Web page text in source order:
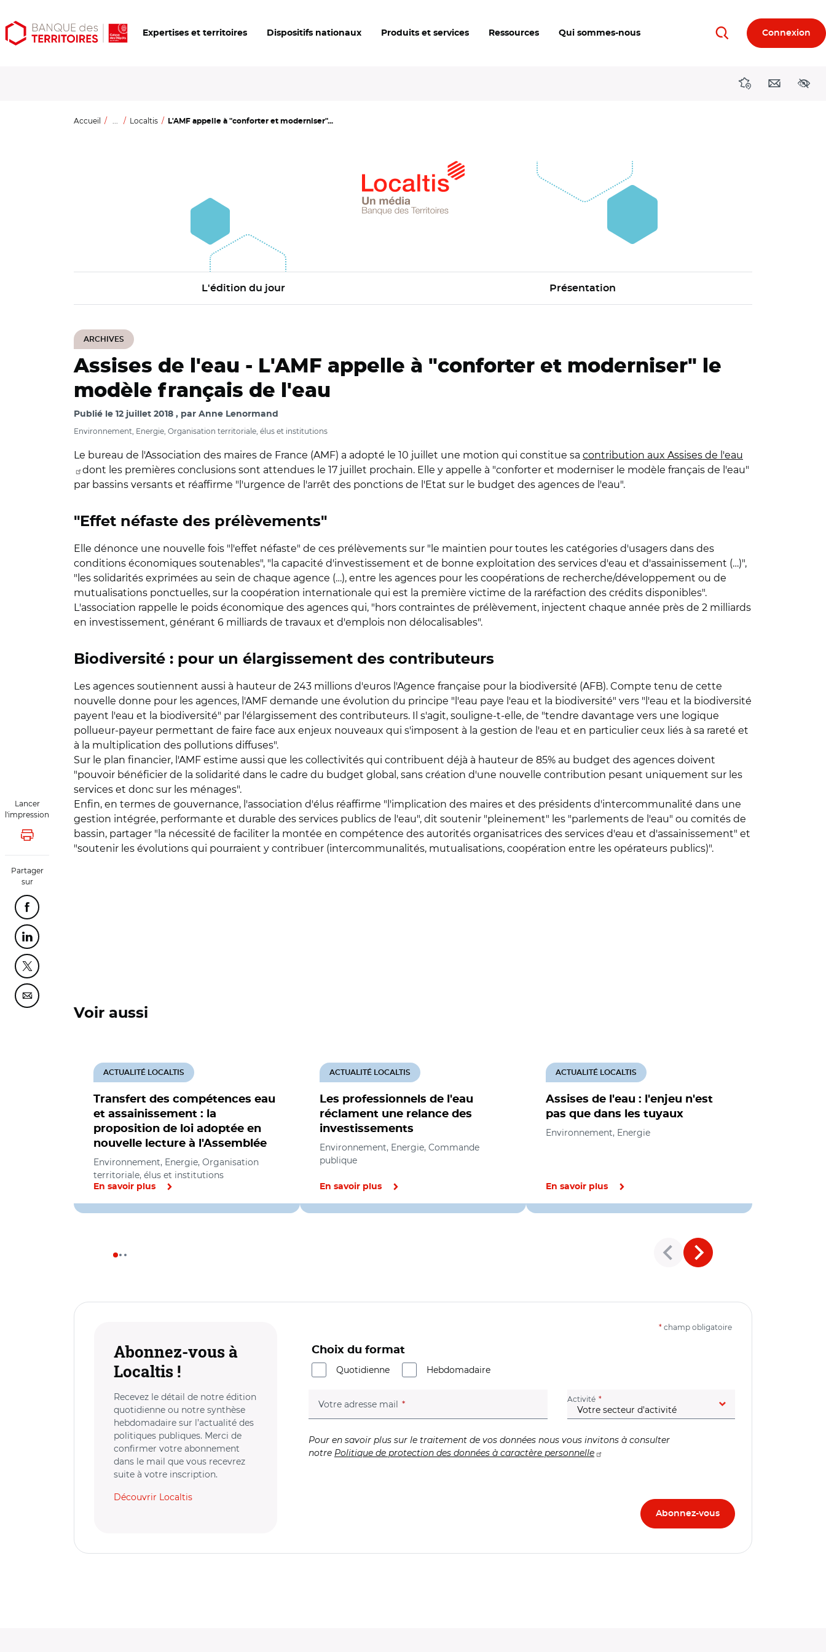
Aller
au
Aller
au
Ouvrir
les
Expertises et territoires Dispositifs nationaux Produits et services Ressources Qui sommes-nous RechercherConnexion
DirectionsContact
Accueil ... Localtis L'AMF appelle à "conforter et moderniser"...
L'édition du jour Présentation
ARCHIVES
Lancer
l'impression
Lancer l'impression
Partager
sur
Partager cette page sur Facebook
Partager cette page sur Linkedin
Partager cette page sur Twitter
Partager cette page sur Courriel
Assises de l'eau - L'AMF appelle à "conforter et moderniser" le
modèle français de l'eau
Publié le 12 juillet 2018 par Anne Lenormand
Environnement, Energie, Organisation territoriale, élus et institutions
Le bureau de l'Association des maires de France (AMF) a adopté le 10 juillet une motion qui constitue sa contribution aux Assises de l'eau
dont les premières conclusions sont attendues le 17 juillet prochain. Elle y appelle à "conforter et moderniser le modèle français de l'eau"
par bassins versants et réaffirme "l'urgence de l'arrêt des ponctions de l'Etat sur le budget des agences de l'eau".
"Effet néfaste des prélèvements"
Elle dénonce une nouvelle fois "l'effet néfaste" de ces prélèvements sur "le maintien pour toutes les catégories d'usagers dans des
conditions économiques soutenables", "la capacité d'investissement et de bonne exploitation des services d'eau et d'assainissement (…)",
"les solidarités exprimées au sein de chaque agence (…), entre les agences pour les coopérations de recherche/développement ou de
mutualisations ponctuelles, sur la coopération internationale qui est la première victime de la raréfaction des crédits disponibles".
L'association rappelle le poids économique des agences qui, "hors contraintes de prélèvement, injectent chaque année près de 2 milliards
en investissement, générant 6 milliards de travaux et d'emplois non délocalisables".
Biodiversité : pour un élargissement des contributeurs
Les agences soutiennent aussi à hauteur de 243 millions d'euros l'Agence française pour la biodiversité (AFB). Compte tenu de cette
nouvelle donne pour les agences, l'AMF demande une évolution du principe "l'eau paye l'eau et la biodiversité" vers "l'eau et la biodiversité
payent l'eau et la biodiversité" par l'élargissement des contributeurs. Il s'agit, souligne-t-elle, de "tendre davantage vers une logique
pollueur-payeur permettant de faire face aux enjeux nouveaux qui s'imposent à la gestion de l'eau et en particulier ceux liés à sa rareté et
à la multiplication des pollutions diffuses".
Sur le plan financier, l'AMF estime aussi que les collectivités qui contribuent déjà à hauteur de 85% au budget des agences doivent
"pouvoir bénéficier de la solidarité dans le cadre du budget global, sans création d'une nouvelle contribution pesant uniquement sur les
services et donc sur les ménages".
Enfin, en termes de gouvernance, l'association d'élus réaffirme "l'implication des maires et des présidents d'intercommunalité dans une
gestion intégrée, performante et durable des services publics de l'eau", dit soutenir "pleinement" les "parlements de l'eau" ou comités de
bassin, partager "la nécessité de faciliter la montée en compétence des autorités organisatrices des services d'eau et d'assainissement" et
"soutenir les évolutions qui pourraient y contribuer (intercommunalités, mutualisations, coopération entre les opérateurs publics)".
Voir aussi
Transfert des compétences eau
et assainissement : la
proposition de loi adoptée en
nouvelle lecture à l'Assemblée
ACTUALITÉ LOCALTIS
Environnement, Energie, Organisation
territoriale, élus et institutions
En savoir plus
Les professionnels de l'eau
réclament une relance des
investissements
ACTUALITÉ LOCALTIS
Environnement, Energie, Commande
publique
En savoir plus
Assises de l'eau : l'enjeu n'est
pas que dans les tuyaux
ACTUALITÉ LOCALTIS
Environnement, Energie
En savoir plus
Abonnez-vous à
Localtis !
Recevez le détail de notre édition
quotidienne ou notre synthèse
hebdomadaire sur l’actualité des
politiques publiques. Merci de
confirmer votre abonnement
dans le mail que vous recevrez
suite à votre inscription.
Découvrir Localtis
* champ obligatoire
Choix du format
Quotidienne
Hebdomadaire
Votre adresse mail (champ obligatoire) Activité (champ obligatoire)
Pour en savoir plus sur le traitement de vos données nous vous invitons à consulter
notre Politique de protection des données à caractère personnelle